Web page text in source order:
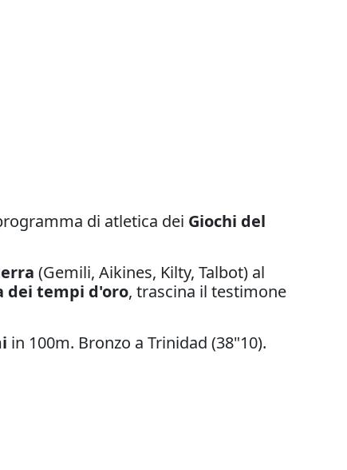
di atletica dei Giochi del
(Gemili, Aikines, Kilty, Talbot) al
dei tempi d'oro, trascina il testimone
in 100m. Bronzo a Trinidad (38"10).